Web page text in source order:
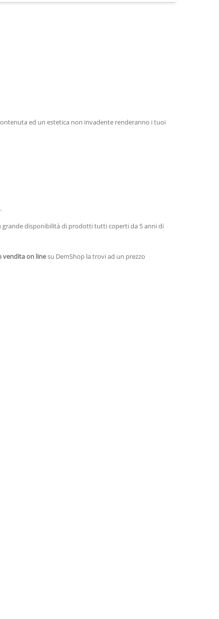
ed un estetica non invadente renderanno i tuoi
disponibilità di prodotti tutti coperti da 5 anni di
vendita on linesu DemShop la trovi ad un prezzo